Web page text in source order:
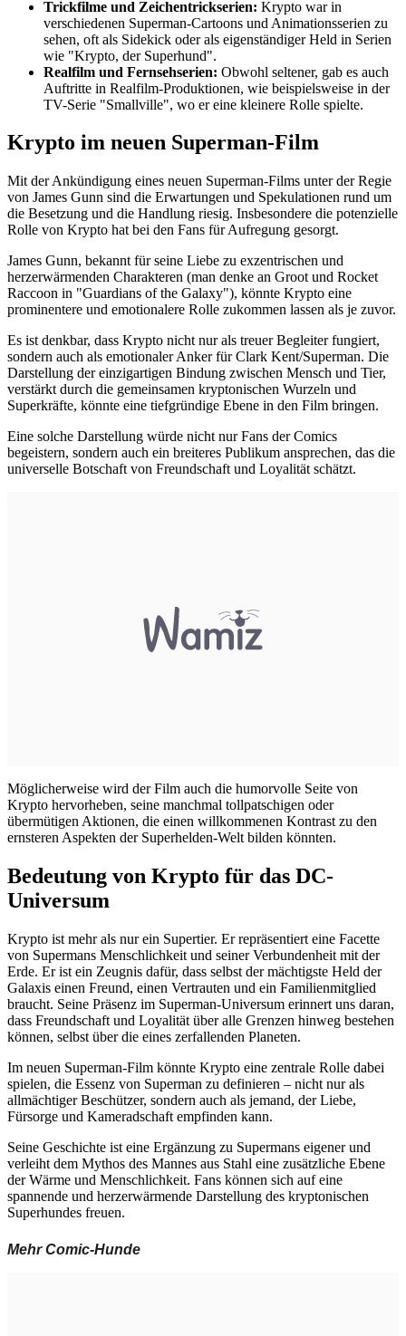
Trickfilme und Zeichentrickserien: Krypto war in
verschiedenen Superman-Cartoons und Animationsserien zu
sehen, oft als Sidekick oder als eigenständiger Held in Serien
wie "Krypto, der Superhund".
Realfilm und Fernsehserien: Obwohl seltener, gab es auch
Auftritte in Realfilm-Produktionen, wie beispielsweise in der
TV-Serie "Smallville", wo er eine kleinere Rolle spielte.
Krypto im neuen Superman-Film
Mit der Ankündigung eines neuen Superman-Films unter der Regie
von James Gunn sind die Erwartungen und Spekulationen rund um
die Besetzung und die Handlung riesig. Insbesondere die potenzielle
Rolle von Krypto hat bei den Fans für Aufregung gesorgt.
James Gunn, bekannt für seine Liebe zu exzentrischen und
herzerwärmenden Charakteren (man denke an Groot und Rocket
Raccoon in "Guardians of the Galaxy"), könnte Krypto eine
prominentere und emotionalere Rolle zukommen lassen als je zuvor.
Es ist denkbar, dass Krypto nicht nur als treuer Begleiter fungiert,
sondern auch als emotionaler Anker für Clark Kent/Superman. Die
Darstellung der einzigartigen Bindung zwischen Mensch und Tier,
verstärkt durch die gemeinsamen kryptonischen Wurzeln und
Superkräfte, könnte eine tiefgründige Ebene in den Film bringen.
Eine solche Darstellung würde nicht nur Fans der Comics
begeistern, sondern auch ein breiteres Publikum ansprechen, das die
universelle Botschaft von Freundschaft und Loyalität schätzt.
Möglicherweise wird der Film auch die humorvolle Seite von
Krypto hervorheben, seine manchmal tollpatschigen oder
übermütigen Aktionen, die einen willkommenen Kontrast zu den
ernsteren Aspekten der Superhelden-Welt bilden könnten.
Bedeutung von Krypto für das DC-
Universum
Krypto ist mehr als nur ein Supertier. Er repräsentiert eine Facette
von Supermans Menschlichkeit und seiner Verbundenheit mit der
Erde. Er ist ein Zeugnis dafür, dass selbst der mächtigste Held der
Galaxis einen Freund, einen Vertrauten und ein Familienmitglied
braucht. Seine Präsenz im Superman-Universum erinnert uns daran,
dass Freundschaft und Loyalität über alle Grenzen hinweg bestehen
können, selbst über die eines zerfallenden Planeten.
Im neuen Superman-Film könnte Krypto eine zentrale Rolle dabei
spielen, die Essenz von Superman zu definieren – nicht nur als
allmächtiger Beschützer, sondern auch als jemand, der Liebe,
Fürsorge und Kameradschaft empfinden kann.
Seine Geschichte ist eine Ergänzung zu Supermans eigener und
verleiht dem Mythos des Mannes aus Stahl eine zusätzliche Ebene
der Wärme und Menschlichkeit. Fans können sich auf eine
spannende und herzerwärmende Darstellung des kryptonischen
Superhundes freuen.
Mehr Comic-Hunde